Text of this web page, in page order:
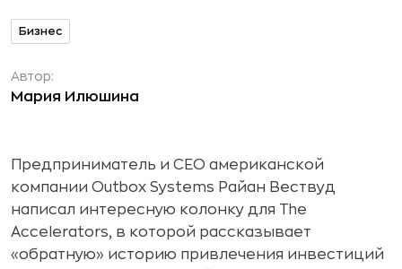
Бизнес
Автор:
Мария Илюшина
Предприниматель и CEO американской
компании Outbox Systems Райан Вествуд
написал интересную колонку для The
Accelerators, в которой рассказывает
«обратную» историю привлечения инвестиций